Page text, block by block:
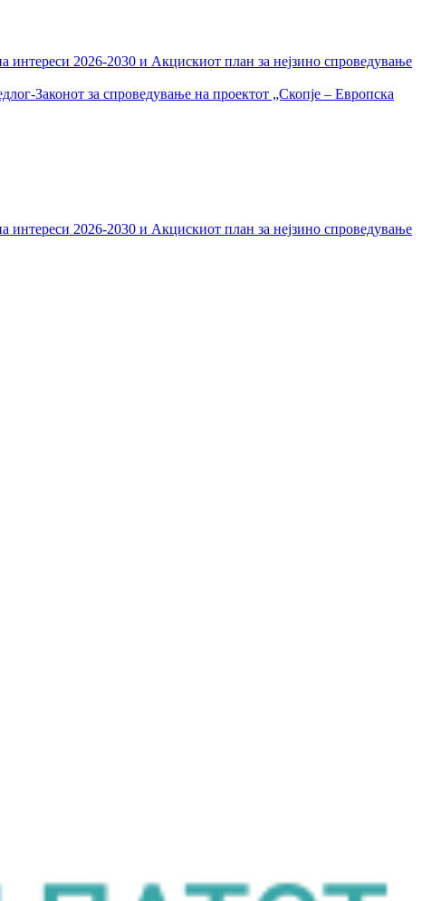
интереси 2026-2030 и Акцискиот план за нејзино спроведување
Законот за спроведување на проектот „Скопје – Европска
интереси 2026-2030 и Акцискиот план за нејзино спроведување